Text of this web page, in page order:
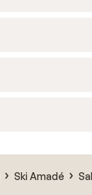
Ski Amadé